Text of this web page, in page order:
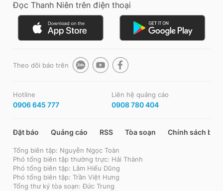
Đọc Thanh Niên trên điện thoại
Theo dõi báo trên
Hotline
0906 645 777
Liên hệ quảng cáo
0908 780 404
Đặt báo Quảng cáo RSS Tòa soạn Chính sách bảo
Tổng biên tập: Nguyễn Ngọc Toàn
Phó tổng biên tập thường trực: Hải Thành
Phó tổng biên tập: Lâm Hiếu Dũng
Phó tổng biên tập: Trần Việt Hưng
Tổng thư ký tòa soạn: Đức Trung